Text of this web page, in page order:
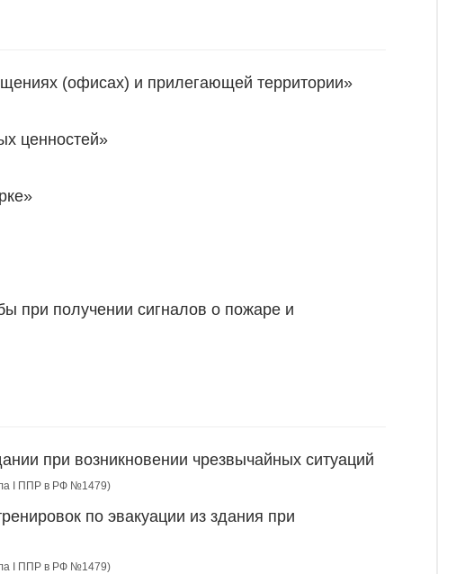
(офисах) и прилегающей территории»
ценностей»
при получении сигналов о пожаре и
при возникновении чрезвычайных ситуаций
I ППР в РФ №1479)
по эвакуации из здания при
I ППР в РФ №1479)